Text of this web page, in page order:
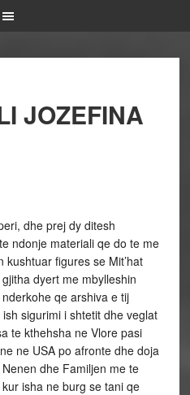
JOZEFINA
dhe prej dy ditesh
ndonje materiali qe do te me
figures se Mit’hat
dyert me mbylleshin
qe arshiva e tij
sigurimi i shtetit dhe veglat
te kthehsha ne Vlore pasi
ne USA po afronte dhe doja
dhe Familjen me te
isha ne burg se tani qe